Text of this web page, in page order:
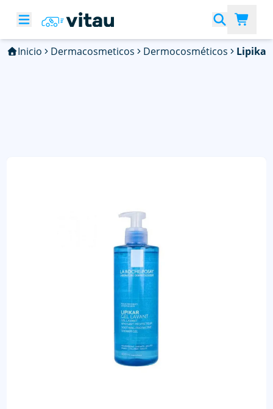
Inicio Dermacosmeticos Dermocosméticos Lipikar